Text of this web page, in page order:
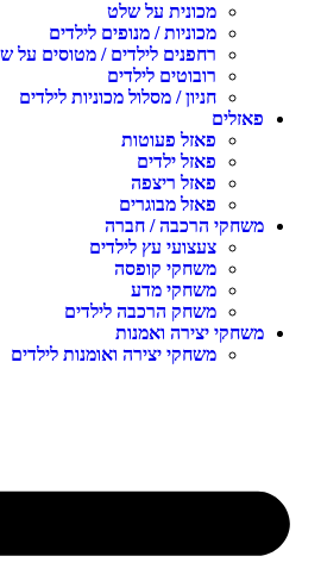
מכונית על שלט
מכוניות / מנופים לילדים
רחפנים לילדים / מטוסים על
רובוטים לילדים
חניון / מסלול מכוניות לילדים
פאזלים
פאזל פעוטות
פאזל ילדים
פאזל ריצפה
פאזל מבוגרים
משחקי הרכבה / חברה
צעצועי עץ לילדים
משחקי קופסה
משחקי מדע
משחק הרכבה לילדים
משחקי יצירה ואמנות
משחקי יצירה ואומנות לילדים